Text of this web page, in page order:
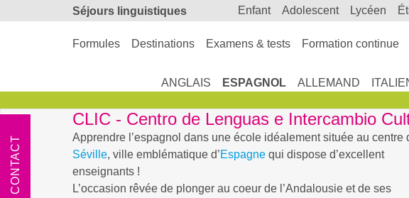
Séjours linguistiques enfant adolescent lycéen
Formules Destinations Examens & tests Formation continue
ANGLAIS ESPAGNOL ALLEMAND
CLIC - Centro de Lenguas e Intercambio
Apprendre l’espagnol dans une école idéalement située au centre
Séville, ville emblématique d’Espagne qui dispose d’excellent
enseignants !
L’occasion rêvée de plonger au coeur de l’Andalousie et de ses
CONTACT